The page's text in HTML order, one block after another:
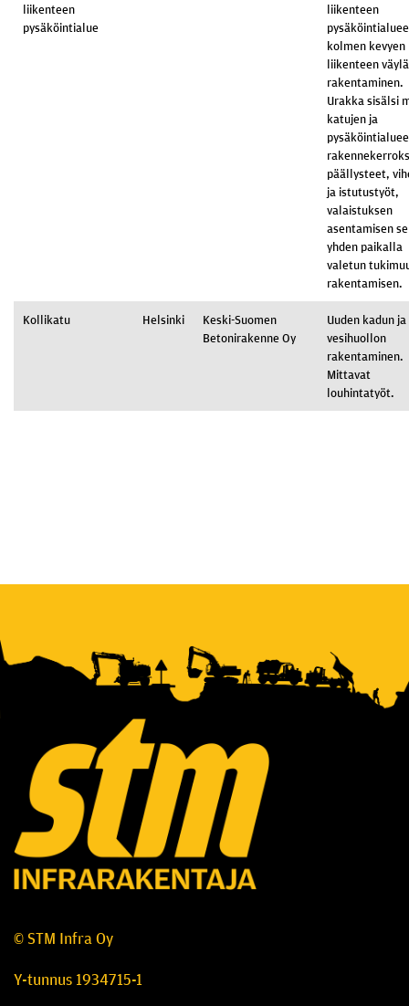
liikenteen
pysäköintialue
liikenteen
kolmen kevyen
liikenteen
rakentaminen.
Urakka sisälsi
katujen ja
päällysteet,
ja istutustyöt,
valaistuksen
asentamisen
yhden paikalla
valetun
rakentamisen.
Kollikatu Helsinki
Keski-Suomen
Betonirakenne Oy
Uuden kadun ja
vesihuollon
rakentaminen.
Mittavat
louhintatyöt.
© STM Infra Oy
Y-tunnus 1934715-1